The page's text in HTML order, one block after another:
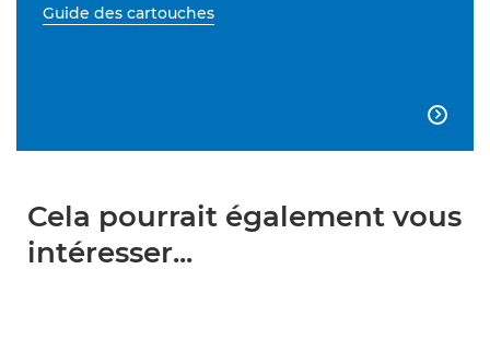
Guide des cartouches

Cela pourrait également vous
intéresser...